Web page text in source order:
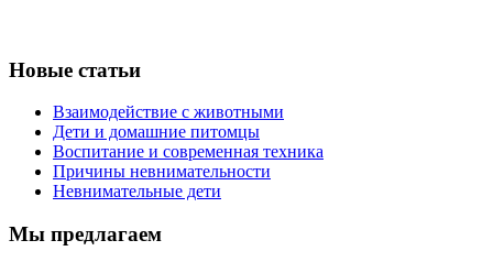
Новые статьи
Взаимодействие с животными
Дети и домашние питомцы
Воспитание и современная техника
Причины невнимательности
Невнимательные дети
Мы предлагаем